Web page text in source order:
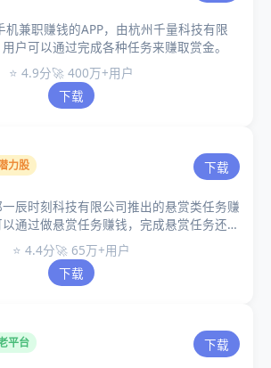
兼职赚钱的APP，由杭州千量科技有限
户可以通过完成各种任务来赚取赏金。
⭐ 4.9分🚀 400万+用户
下载
力股 下载
辰时刻科技有限公司推出的悬赏类任务赚
通过做悬赏任务赚钱，完成悬赏任务还能
分红越多。
⭐ 4.4分🚀 65万+用户
下载
平台 下载